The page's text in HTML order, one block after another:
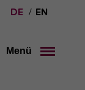
DE EN
Menü